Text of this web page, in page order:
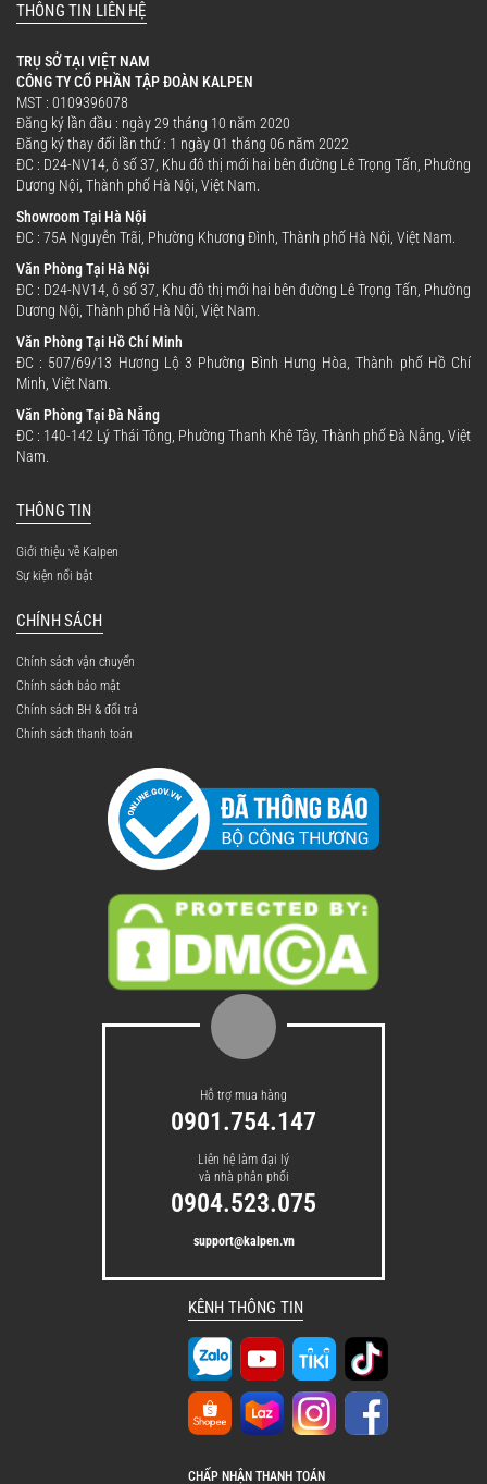
THÔNG TIN LIÊN HỆ
TRỤ SỞ TẠI VIỆT NAM
CÔNG TY CỔ PHẦN TẬP ĐOÀN KALPEN
MST : 0109396078
Đăng ký lần đầu : ngày 29 tháng 10 năm 2020
Đăng ký thay đổi lần thứ : 1 ngày 01 tháng 06 năm 2022
ĐC : D24-NV14, ô số 37, Khu đô thị mới hai bên đường Lê Trọng Tấn, Phường
Dương Nội, Thành phố Hà Nội, Việt Nam.
Showroom Tại Hà Nội
ĐC : 75A Nguyễn Trãi, Phường Khương Đình, Thành phố Hà Nội, Việt Nam.
Văn Phòng Tại Hà Nội
ĐC : D24-NV14, ô số 37, Khu đô thị mới hai bên đường Lê Trọng Tấn, Phường
Dương Nội, Thành phố Hà Nội, Việt Nam.
Văn Phòng Tại Hồ Chí Minh
ĐC : 507/69/13 Hương Lộ 3 Phường Bình Hưng Hòa, Thành phố Hồ Chí
Minh, Việt Nam.
Văn Phòng Tại Đà Nẵng
ĐC : 140-142 Lý Thái Tông, Phường Thanh Khê Tây, Thành phố Đà Nẵng, Việt
Nam.
THÔNG TIN
Giới thiệu về Kalpen
Sự kiện nổi bật
CHÍNH SÁCH
Chính sách vận chuyển
Chính sách bảo mật
Chính sách BH & đổi trả
Chính sách thanh toán
Hỗ trợ mua hàng
0901.754.147
Liên hệ làm đại lý
và nhà phân phối
0904.523.075
support@kalpen.vn
KÊNH THÔNG TIN
CHẤP NHẬN THANH TOÁN